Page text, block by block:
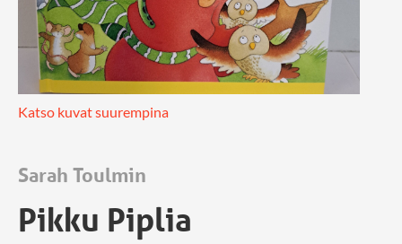
Katso kuvat suurempina
Sarah Toulmin
Pikku Piplia